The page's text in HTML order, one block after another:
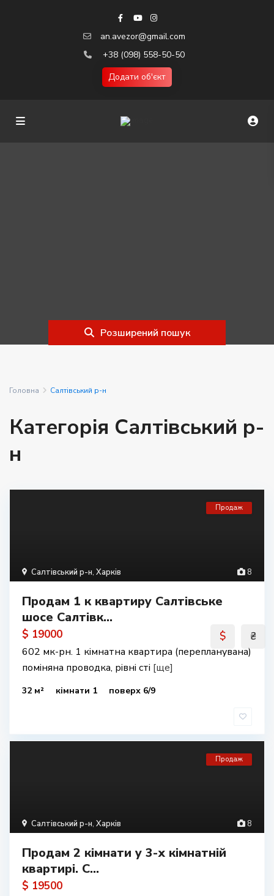
an.avezor@gmail.com
+38 (098) 558-50-50
Додати об'єкт
Розширений пошук
Головна Салтівський р-н
Категорія Салтівський р-
н
8
Салтівський р-н, Харків
Продаж
Продам 1 к квартиру Салтівське
шосе Салтівк...
$ 19000
602 мк-рн. 1 кімнатна квартира (перепланувана)
поміняна проводка, рівні сті [ще]
32 м² кімнати 1 поверх 6/9
8
Салтівський р-н, Харків
Продаж
Продам 2 кімнати у 3-х кімнатній
квартирі. С...
$ 19500
$ ₴